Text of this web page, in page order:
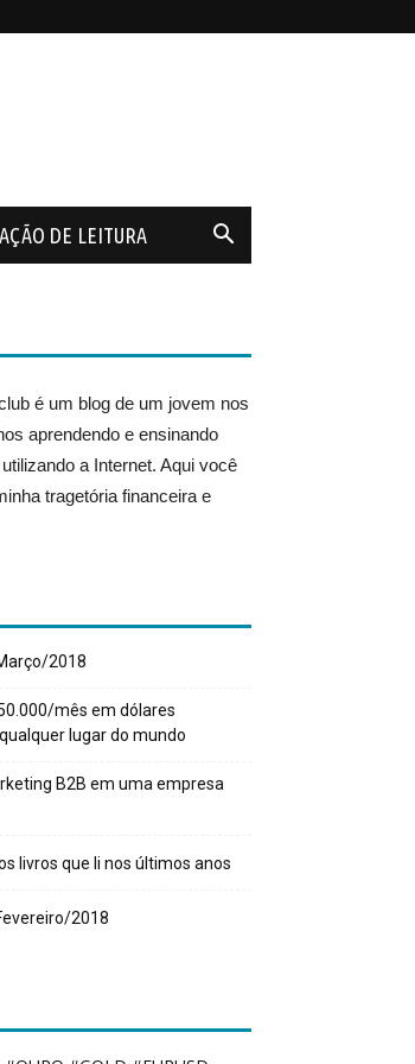
DE LEITURA
é um blog de um jovem nos
aprendendo e ensinando
a Internet. Aqui você
tragetória financeira e
2018
mês em dólares
lugar do mundo
B2B em uma empresa
livros que li nos últimos anos
2018